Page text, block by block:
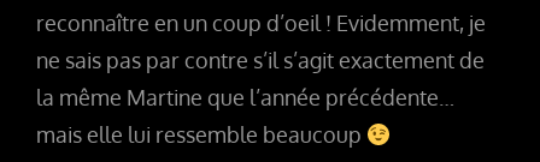
reconnaître en un coup d’oeil ! Evidemment, je
ne sais pas par contre s’il s’agit exactement de
la même Martine que l’année précédente…
mais elle lui ressemble beaucoup